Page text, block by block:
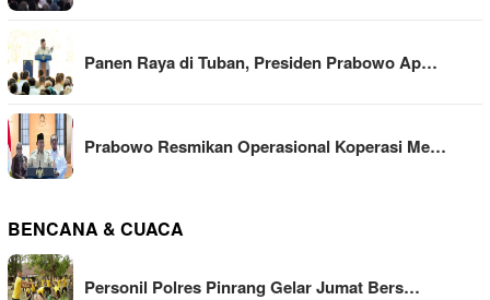
Panen Raya di Tuban, Presiden Prabowo Ap…
Prabowo Resmikan Operasional Koperasi Me…
BENCANA & CUACA
Personil Polres Pinrang Gelar Jumat Bers…